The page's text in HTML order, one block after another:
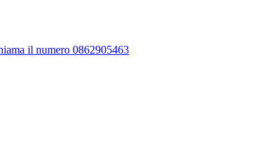
il numero 0862905463